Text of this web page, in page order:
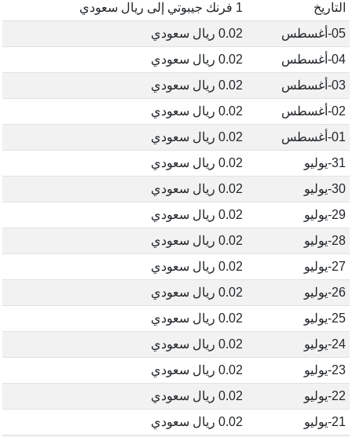
التاريخ
1 فرنك جيبوتي إلى ريال سعودي
05-أغسطس
0.02 ريال سعودي
04-أغسطس
0.02 ريال سعودي
03-أغسطس
0.02 ريال سعودي
02-أغسطس
0.02 ريال سعودي
01-أغسطس
0.02 ريال سعودي
31-يوليو
0.02 ريال سعودي
30-يوليو
0.02 ريال سعودي
29-يوليو
0.02 ريال سعودي
28-يوليو
0.02 ريال سعودي
27-يوليو
0.02 ريال سعودي
26-يوليو
0.02 ريال سعودي
25-يوليو
0.02 ريال سعودي
24-يوليو
0.02 ريال سعودي
23-يوليو
0.02 ريال سعودي
22-يوليو
0.02 ريال سعودي
21-يوليو
0.02 ريال سعودي